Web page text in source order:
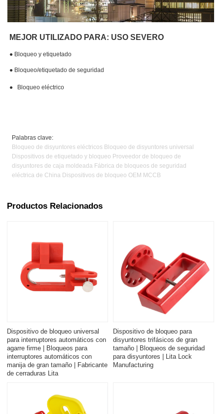
MEJOR UTILIZADO PARA: USO SEVERO
● Bloqueo y etiquetado
● Bloqueo/etiquetado de seguridad
● Bloqueo eléctrico
Palabras clave:
Bloqueo de disyuntores eléctricos Bloqueo de disyuntores universal
Dispositivos de etiquetado y bloqueo Proveedor de bloqueo de
disyuntores de caja moldeada Fábrica de bloqueos de seguridad
eléctrica de China Dispositivos de bloqueo OEM MCCB
Productos Relacionados
Dispositivo de bloqueo universal
para interruptores automáticos con
agarre firme | Bloqueos para
interruptores automáticos con
manija de gran tamaño | Fabricante
de cerraduras Lita
Dispositivo de bloqueo para
disyuntores trifásicos de gran
tamaño | Bloqueos de seguridad
para disyuntores | Lita Lock
Manufacturing